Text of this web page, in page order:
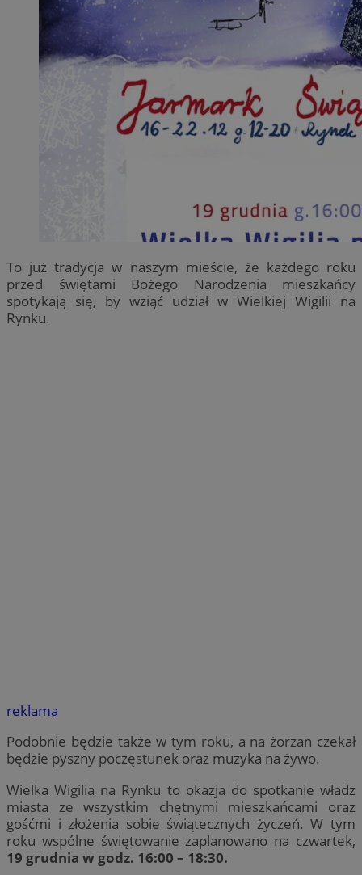
To już tradycja w naszym mieście, że każdego roku
przed świętami Bożego Narodzenia mieszkańcy
spotykają się, by wziąć udział w Wielkiej Wigilii na
Rynku.
reklama
Podobnie będzie także w tym roku, a na żorzan czekał
będzie pyszny poczęstunek oraz muzyka na żywo.
Wielka Wigilia na Rynku to okazja do spotkanie władz
miasta ze wszystkim chętnymi mieszkańcami oraz
gośćmi i złożenia sobie świątecznych życzeń. W tym
roku wspólne świętowanie zaplanowano na czwartek,
19 grudnia w godz. 16:00 – 18:30.